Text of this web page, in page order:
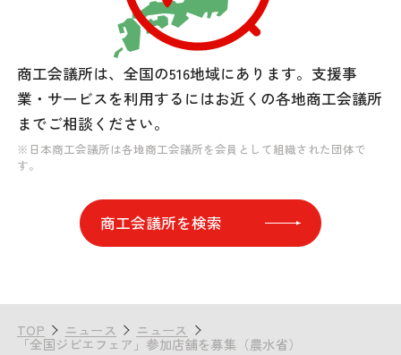
商工会議所は、全国の516地域にあります。 支援事
業・サービスを利用するにはお近くの各地商工会議所
までご相談ください。
※日本商工会議所は各地商工会議所を会員として組織された団体で
す。
商工会議所を検索
TOP ニュース ニュース
「全国ジビエフェア」参加店舗を募集（農水省）